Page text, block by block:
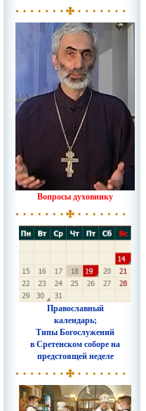
Вопросы духовнику
Православный
календарь;
Типы Богослужений
в Сретенском соборе на
предстоящей неделе